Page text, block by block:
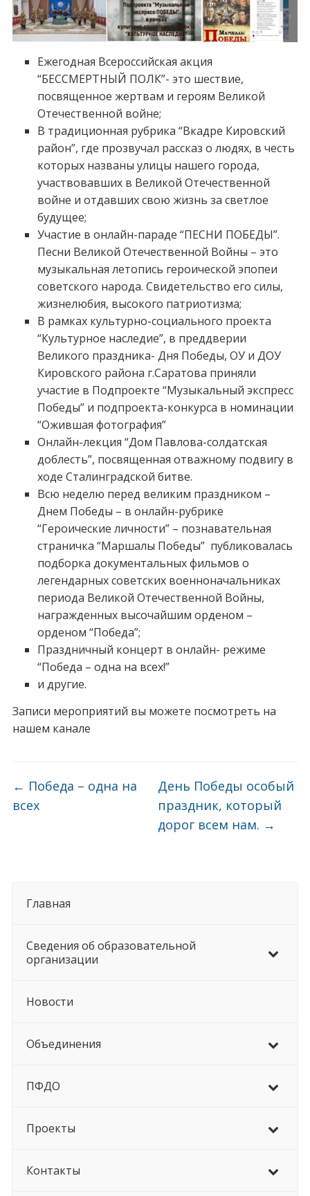
Главная
Сведения об образовательной
организации
Новости
Объединения
ПФДО
Проекты
Контакты
Ежегодная Всероссийская акция
“БЕССМЕРТНЫЙ ПОЛК”- это шествие,
посвященное жертвам и героям Великой
Отечественной войне;
В традиционная рубрика “Вкадре Кировский
район”, где прозвучал рассказ о людях, в честь
которых названы улицы нашего города,
участвовавших в Великой Отечественной
войне и отдавших свою жизнь за светлое
будущее;
Участие в онлайн-параде “ПЕСНИ ПОБЕДЫ”.
Песни Великой Отечественной Войны – это
музыкальная летопись героической эпопеи
советского народа. Свидетельство его силы,
жизнелюбия, высокого патриотизма;
В рамках культурно-социального проекта
“Культурное наследие”, в преддверии
Великого праздника- Дня Победы, ОУ и ДОУ
Кировского района г.Саратова приняли
участие в Подпроекте “Музыкальный экспресс
Победы” и подпроекта-конкурса в номинации
“Ожившая фотография”
Онлайн-лекция “Дом Павлова-солдатская
доблесть”, посвященная отважному подвигу в
ходе Сталинградской битве.
Всю неделю перед великим праздником –
Днем Победы – в онлайн-рубрике
“Героические личности” – познавательная
страничка “Маршалы Победы” публиковалась
подборка документальных фильмов о
легендарных советских военноначальниках
периода Великой Отечественной Войны,
награжденных высочайшим орденом –
орденом “Победа”;
Праздничный концерт в онлайн- режиме
“Победа – одна на всех!”
и другие.
Записи мероприятий вы можете посмотреть на
нашем канале
← Победа – одна на
всех
День Победы особый
праздник, который
дорог всем нам. →